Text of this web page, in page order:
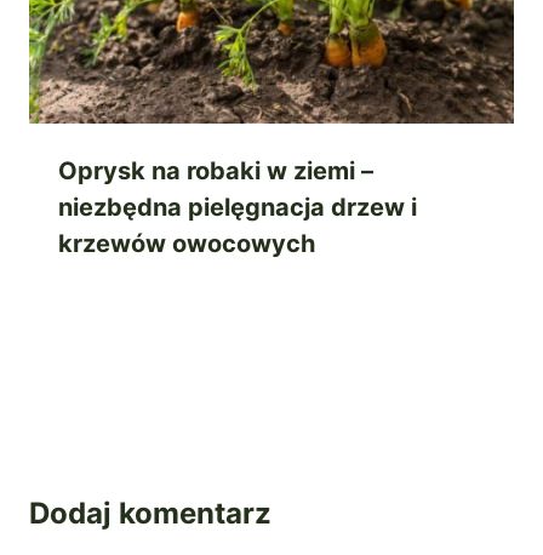
Oprysk na robaki w ziemi –
niezbędna pielęgnacja drzew i
krzewów owocowych
Dodaj komentarz